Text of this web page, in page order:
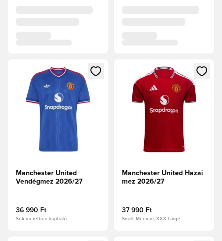
Megnyit egy modált a bejelentkezéshez vagy a tagként
Manchester United
Vendégmez 2026/27
36 990 Ft
Sok méretben kapható
Megnyit egy modált a
Manchester United Hazai
mez 2026/27
37 990 Ft
Small, Medium, XXX-Large